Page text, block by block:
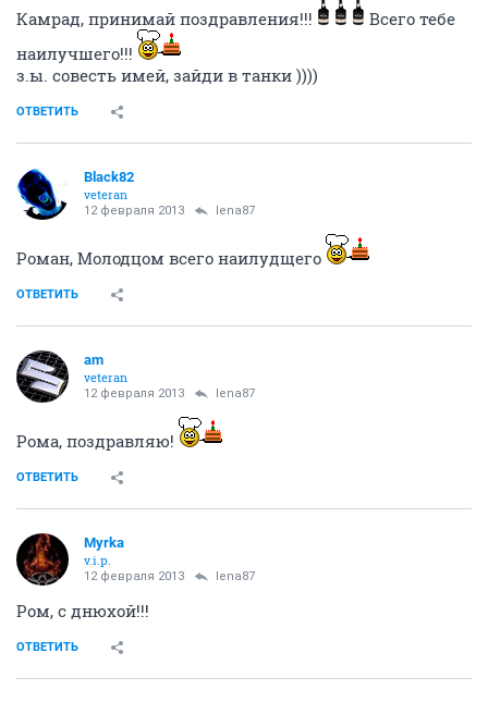
Камрад, принимай поздравления!!!
Всего тебе
наилучшего!!!
з.ы. совесть имей, зайди в танки ))))
ОТВЕТИТЬ
Black82
veteran
12 февраля 2013 lena87
Роман, Молодцом всего наилудщего
ОТВЕТИТЬ
am
veteran
12 февраля 2013 lena87
Рома, поздравляю!
ОТВЕТИТЬ
Myrka
v.i.p.
12 февраля 2013 lena87
Ром, с днюхой!!!
ОТВЕТИТЬ